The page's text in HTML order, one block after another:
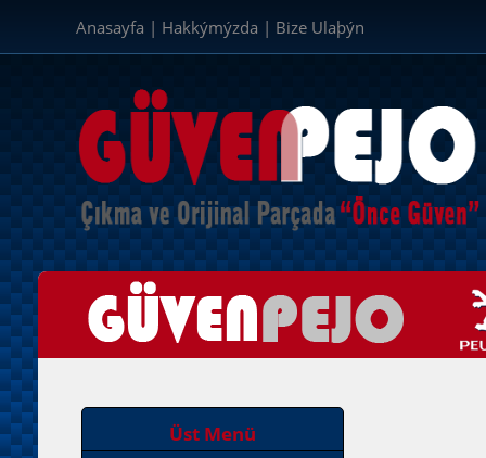
Anasayfa | Hakkýmýzda | Bize Ulaþýn
Üst Menü